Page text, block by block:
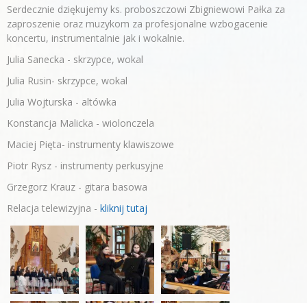
Serdecznie dziękujemy ks. proboszczowi Zbigniewowi Pałka za
zaproszenie oraz muzykom za profesjonalne wzbogacenie
koncertu, instrumentalnie jak i wokalnie.
Julia Sanecka - skrzypce, wokal
Julia Rusin- skrzypce, wokal
Julia Wojturska - altówka
Konstancja Malicka - wiolonczela
Maciej Pięta- instrumenty klawiszowe
Piotr Rysz - instrumenty perkusyjne
Grzegorz Krauz - gitara basowa
Relacja telewizyjna - kliknij tutaj